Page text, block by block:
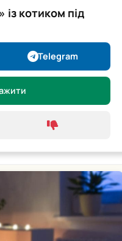
із котиком під
Telegram